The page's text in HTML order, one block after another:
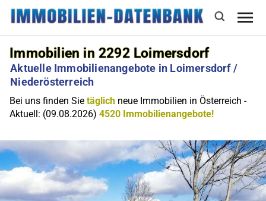
Immobilien in 2292 Loimersdorf
Aktuelle Immobilienangebote in Loimersdorf /
Niederösterreich
Bei uns finden Sietäglich neue Immobilien in Österreich -
Aktuell: (09.08.2026)4520 Immobilienangebote!